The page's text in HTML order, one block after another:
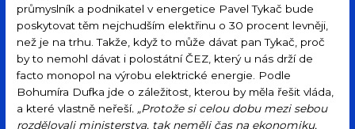
průmyslník a podnikatel v energetice Pavel Tykač bude
poskytovat těm nejchudším elektřinu o 30 procent levněji,
než je na trhu. Takže, když to může dávat pan Tykač, proč
by to nemohl dávat i polostátní ČEZ, který u nás drží de
facto monopol na výrobu elektrické energie. Podle
Bohumíra Dufka jde o záležitost, kterou by měla řešit vláda,
a které vlastně neřeší. „Protože si celou dobu mezi sebou
rozdělovali ministerstva, tak neměli čas na ekonomiku,